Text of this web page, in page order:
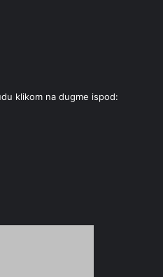
klikom na dugme ispod: